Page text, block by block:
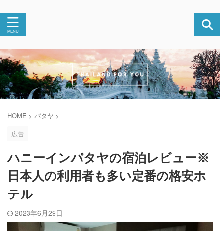
HOME > パタヤ >
広告
ハニーインパタヤの宿泊レビュー※
日本人の利用者も多い定番の格安ホ
テル
2023年6月29日